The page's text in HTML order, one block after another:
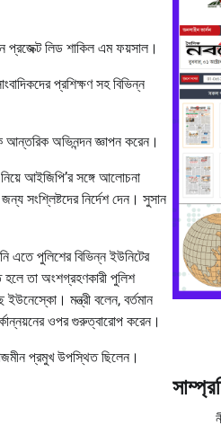
প্রজেক্ট লিড শাকিল এম ফয়সাল।
প্রশিক্ষণ সহ বিভিন্ন
আন্তরিক অভিনন্দন জ্ঞাপন করেন।
আইজিপি’র সঙ্গে আলোচনা
সংশ্লিষ্টদের নির্দেশ দেন। সুসান
এতে পুলিশের বিভিন্ন ইউনিটের
হলে তা অংশগ্রহণকারী পুলিশ
মন্ত্রী বলেন, বর্তমান
ওপর গুরুত্বারোপ করেন।
প্রমুখ উপস্থিত ছিলেন।